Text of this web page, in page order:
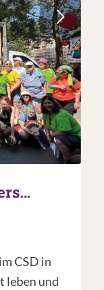
CSD in
leben und